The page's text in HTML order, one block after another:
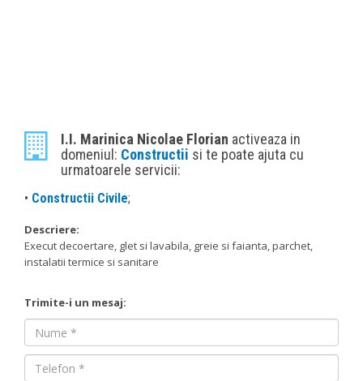
I.I. Marinica Nicolae Florian activeaza in
domeniul: Constructii si te poate ajuta cu
urmatoarele servicii:
• Constructii Civile;
Descriere:
Execut decoertare, glet si lavabila, greie si faianta, parchet,
instalatii termice si sanitare
Trimite-i un mesaj:
Nume
Nume